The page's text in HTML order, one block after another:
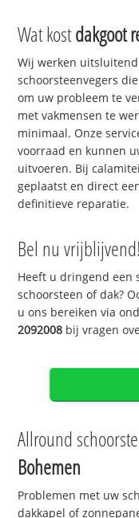
Wat kostdakgoot
Wij werken
schoorsteenvegers
om uw probleem te
met vakmensen te
minimaal. Onze
voorraad en kunnen
uitvoeren. Bij
geplaatst en direct
definitieve reparatie.
Bel nu vrijblijvend!
Heeft u dringend een
schoorsteen of dak?
u ons bereiken via
2092008 bij vragen
Allround
Bohemen
Problemen met uw
dakkapel of